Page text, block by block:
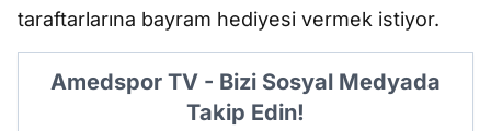
taraftarlarına bayram hediyesi vermek istiyor.
Amedspor TV - Bizi Sosyal Medyada
Takip Edin!